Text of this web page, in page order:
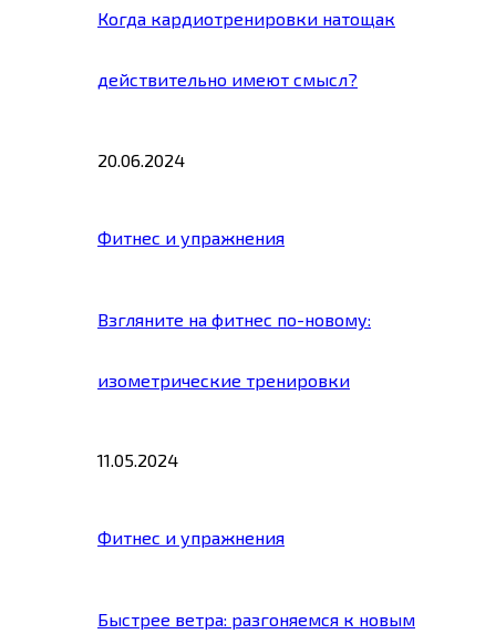
Когда кардиотренировки натощак
действительно имеют смысл?
20.06.2024
Фитнес и упражнения
Взгляните на фитнес по-новому:
изометрические тренировки
11.05.2024
Фитнес и упражнения
Быстрее ветра: разгоняемся к новым